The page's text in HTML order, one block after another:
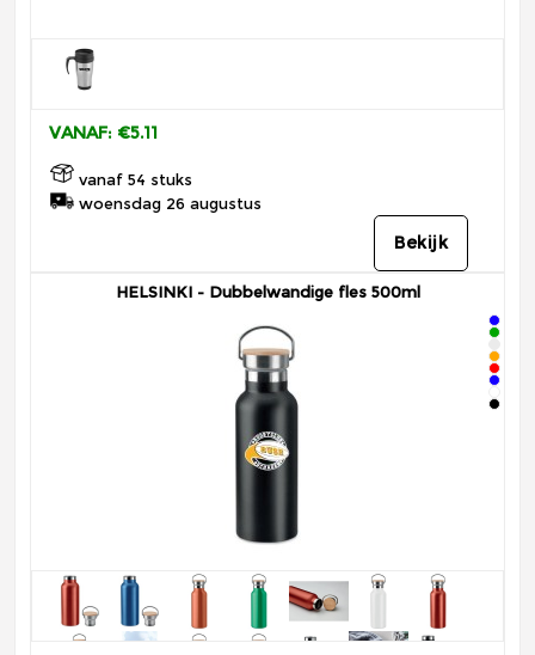
VANAF: €5.11
vanaf 54 stuks
woensdag 26 augustus
Bekijk
HELSINKI - Dubbelwandige fles 500ml